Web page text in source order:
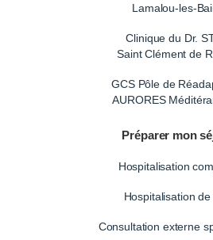
Lamalou-les-
Clinique du Dr.
Saint Clément de
GCS Pôle de
AURORES
Préparer mon
Hospitalisation
Hospitalisation
Consultation externe